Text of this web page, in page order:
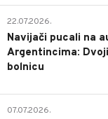
22.07.2026.
Navijači pucali na
Argentincima:
bolnicu
07.07.2026.